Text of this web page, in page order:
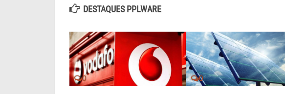
DESTAQUES PPLWARE
0 0